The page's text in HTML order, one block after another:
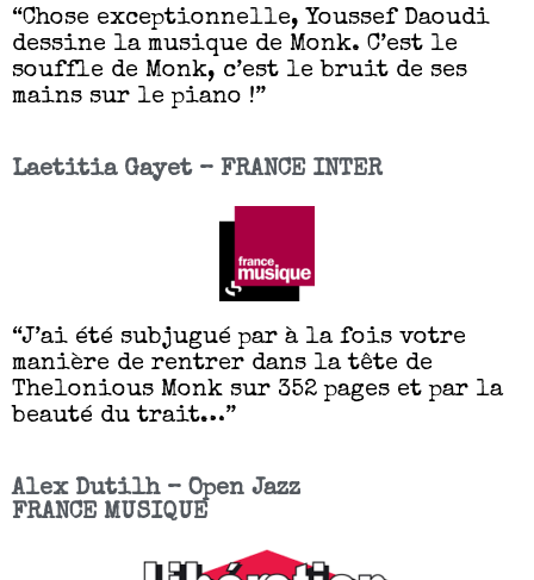
“Chose exceptionnelle, Youssef Daoudi
dessine la musique de Monk. C’est le
souffle de Monk, c’est le bruit de ses
mains sur le piano !”
Laetitia Gayet – FRANCE INTER
“J’ai été subjugué par à la fois votre
manière de rentrer dans la tête de
Thelonious Monk sur 352 pages et par la
beauté du trait…”
Alex Dutilh – Open Jazz
FRANCE MUSIQUE